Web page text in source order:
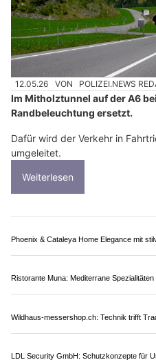
Spitex Hand & Herz – Kompetente Spitex
Traditionshandwerk trifft Design bei
Kandergrund BE / A6:
Arbeiten im
12.05.26 VON POLIZEI.NEWS